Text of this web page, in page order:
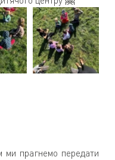
прагнемо передати